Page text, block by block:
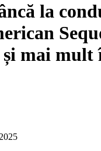
la
și mai mult